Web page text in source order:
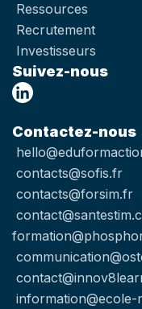
Ressources
Recrutement
Investisseurs
Suivez-nous
Contactez-nous
contacts@sofis.fr
contacts@forsim.fr